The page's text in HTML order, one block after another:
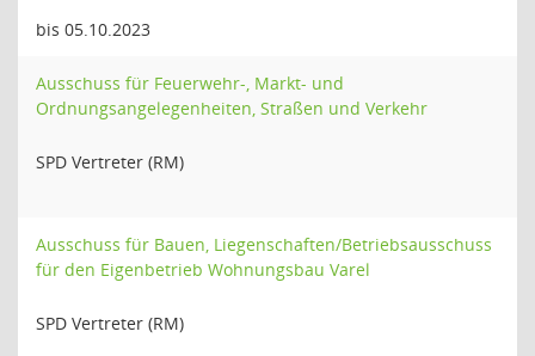
bis 05.10.2023
Ausschuss für Feuerwehr-, Markt- und
Ordnungsangelegenheiten, Straßen und Verkehr
SPD Vertreter (RM)
Ausschuss für Bauen, Liegenschaften/Betriebsausschuss
für den Eigenbetrieb Wohnungsbau Varel
SPD Vertreter (RM)